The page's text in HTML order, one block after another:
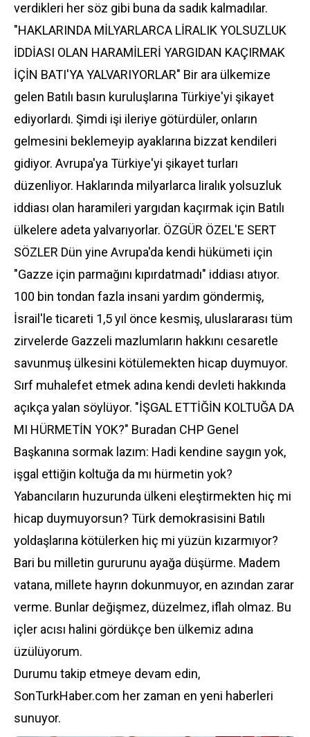
verdikleri her söz gibi buna da sadık kalmadılar.
"HAKLARINDA MİLYARLARCA LİRALIK YOLSUZLUK
İDDİASI OLAN HARAMİLERİ YARGIDAN KAÇIRMAK
İÇİN BATI'YA YALVARIYORLAR" Bir ara ülkemize
gelen Batılı basın kuruluşlarına Türkiye'yi şikayet
ediyorlardı. Şimdi işi ileriye götürdüler, onların
gelmesini beklemeyip ayaklarına bizzat kendileri
gidiyor. Avrupa'ya Türkiye'yi şikayet turları
düzenliyor. Haklarında milyarlarca liralık yolsuzluk
iddiası olan haramileri yargıdan kaçırmak için Batılı
ülkelere adeta yalvarıyorlar. ÖZGÜR ÖZEL'E SERT
SÖZLER Dün yine Avrupa'da kendi hükümeti için
"Gazze için parmağını kıpırdatmadı" iddiası atıyor.
100 bin tondan fazla insani yardım göndermiş,
İsrail'le ticareti 1,5 yıl önce kesmiş, uluslararası tüm
zirvelerde Gazzeli mazlumların hakkını cesaretle
savunmuş ülkesini kötülemekten hicap duymuyor.
Sırf muhalefet etmek adına kendi devleti hakkında
açıkça yalan söylüyor. "İŞGAL ETTİĞİN KOLTUĞA DA
MI HÜRMETİN YOK?" Buradan CHP Genel
Başkanına sormak lazım: Hadi kendine saygın yok,
işgal ettiğin koltuğa da mı hürmetin yok?
Yabancıların huzurunda ülkeni eleştirmekten hiç mi
hicap duymuyorsun? Türk demokrasisini Batılı
yoldaşlarına kötülerken hiç mi yüzün kızarmıyor?
Bari bu milletin gururunu ayağa düşürme. Madem
vatana, millete hayrın dokunmuyor, en azından zarar
verme. Bunlar değişmez, düzelmez, iflah olmaz. Bu
içler acısı halini gördükçe ben ülkemiz adına
üzülüyorum.
Durumu takip etmeye devam edin,
SonTurkHaber.com her zaman en yeni haberleri
sunuyor.